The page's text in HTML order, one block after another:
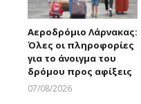
Αεροδρόμιο Λάρνακας:
Όλες οι πληροφορίες
για το άνοιγμα του
δρόμου προς αφίξεις
07/08/2026